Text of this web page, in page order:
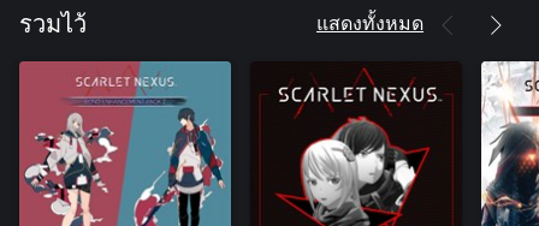
รวมไว้ แสดงทั้งหมด